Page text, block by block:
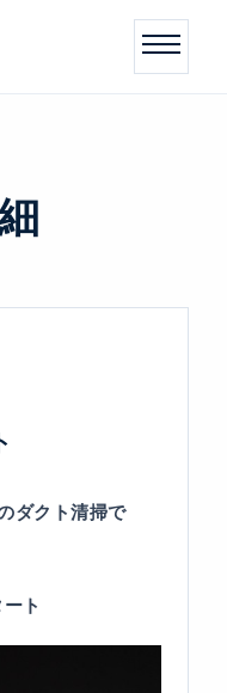
ダクト清掃で
ト